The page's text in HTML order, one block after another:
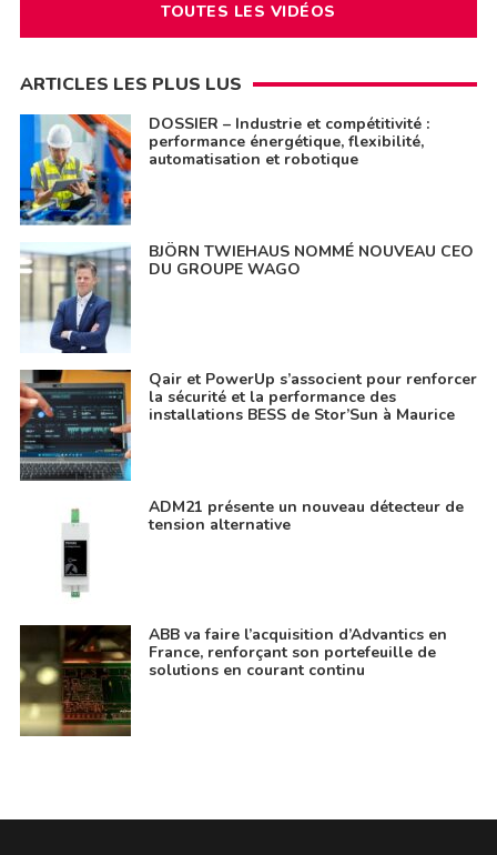
TOUTES LES VIDÉOS
ARTICLES LES PLUS LUS
DOSSIER – Industrie et compétitivité :
performance énergétique, flexibilité,
automatisation et robotique
BJÖRN TWIEHAUS NOMMÉ NOUVEAU CEO
DU GROUPE WAGO
Qair et PowerUp s’associent pour renforcer
la sécurité et la performance des
installations BESS de Stor’Sun à Maurice
ADM21 présente un nouveau détecteur de
tension alternative
ABB va faire l’acquisition d’Advantics en
France, renforçant son portefeuille de
solutions en courant continu